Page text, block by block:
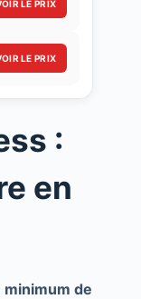
LE PRIX
LE PRIX
:
en
minimum de